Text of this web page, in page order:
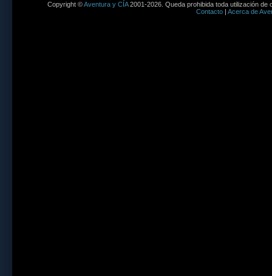
Copyright ©Aventura y CÍA2001-2026. Queda prohibida toda utilización de
Contacto| Acerca de